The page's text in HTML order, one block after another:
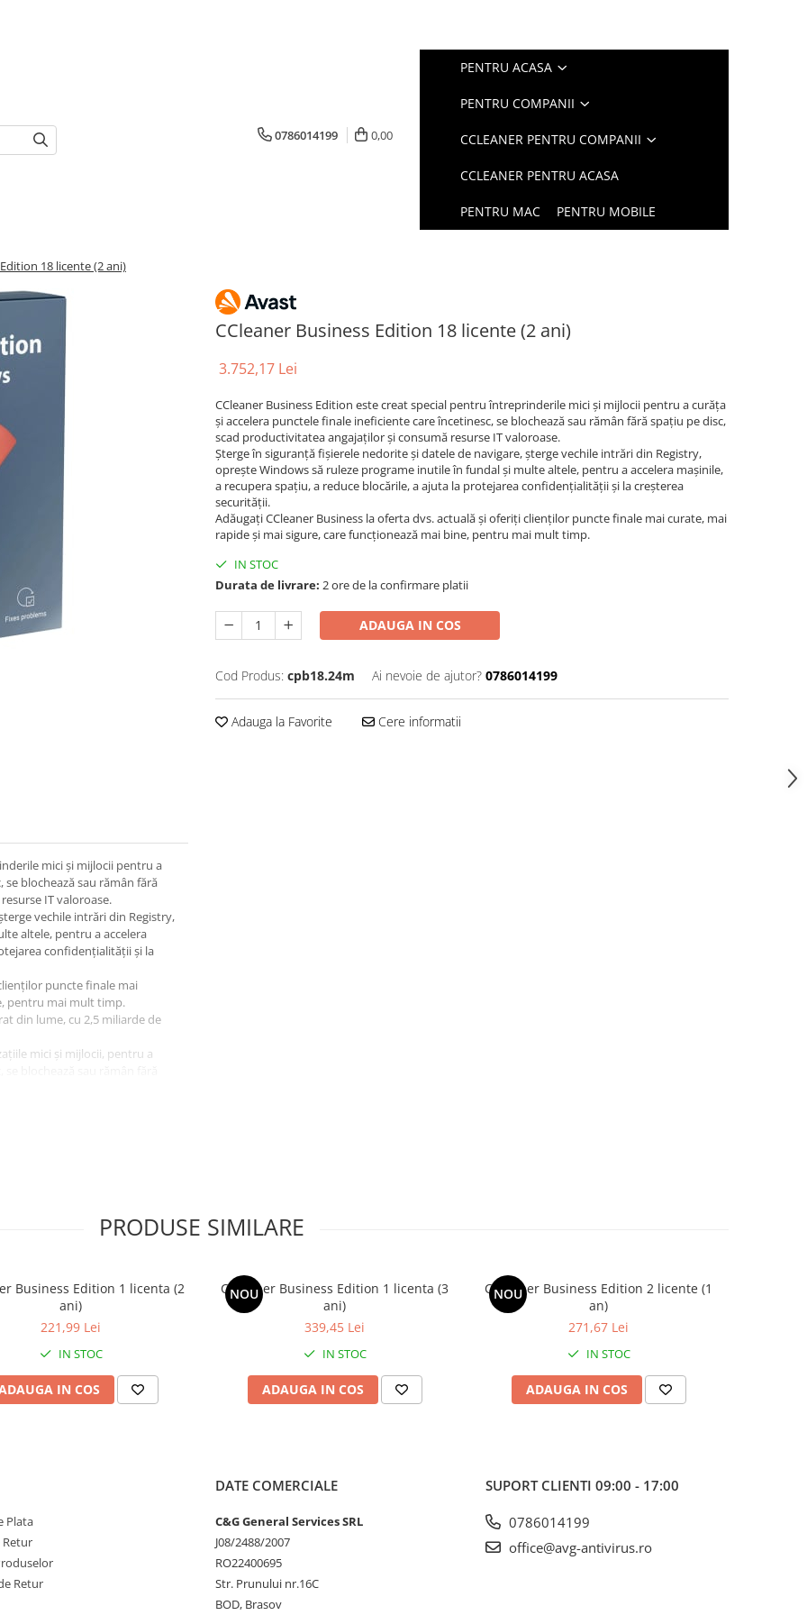
0786014199 0,00
PENTRU ACASA
PENTRU COMPANII
CCLEANER PENTRU COMPANII
CCLEANER PENTRU ACASA
PENTRU MAC PENTRU MOBILE
18 licente (2 ani)
CCleaner Business Edition 18 licente (2 ani)
3.752,17 Lei
CCleaner Business Edition este creat special pentru întreprinderile mici și mijlocii pentru a curăța
și accelera punctele finale ineficiente care încetinesc, se blochează sau rămân fără spațiu pe disc,
scad productivitatea angajaților și consumă resurse IT valoroase.
Șterge în siguranță fișierele nedorite și datele de navigare, șterge vechile intrări din Registry,
oprește Windows să ruleze programe inutile în fundal și multe altele, pentru a accelera mașinile,
a recupera spațiu, a reduce blocările, a ajuta la protejarea confidențialității și la creșterea
securității.
Adăugați CCleaner Business la oferta dvs. actuală și oferiți clienților puncte finale mai curate, mai
rapide și mai sigure, care funcționează mai bine, pentru mai mult timp.
IN STOC
Durata de livrare: 2 ore de la confirmare platii
ADAUGA IN COS
Cod Produs: cpb18.24m Ai nevoie de ajutor? 0786014199
Adauga la Favorite Cere informatii
mici și mijlocii pentru a
blochează sau rămân fără
IT valoroase.
vechile intrări din Registry,
altele, pentru a accelera
confidențialității și la
puncte finale mai
pentru mai mult timp.
din lume, cu 2,5 miliarde de
mici și mijlocii, pentru a
IT valoroase. Șterge în
intrări din Registry, oprește
și la creșterea
puncte finale mai
finale și curățează fișierele
șterge vechile intrări din
și pregătirea mașinilor
De asemenea,
existente pentru a maximiza
PRODUSE SIMILARE
Business Edition 1 licenta (2
ani)
221,99 Lei
IN STOC
IN COS
NOU
CCleaner Business Edition 1 licenta (3
ani)
339,45 Lei
IN STOC
ADAUGA IN COS
NOU
CCleaner Business Edition 2 licente (1
an)
271,67 Lei
IN STOC
ADAUGA IN COS
Plata
Retur
Retur
DATE COMERCIALE
C&G General Services SRL
J08/2488/2007
RO22400695
Str. Prunului nr.16C
BOD, Brasov
SUPORT CLIENTI 09:00 - 17:00
0786014199
office@avg-antivirus.ro